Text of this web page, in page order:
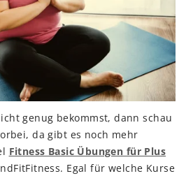
genug bekommst, dann schau
da gibt es noch mehr
Fitness Basic Übungen für Plus
Egal für welche Kurse